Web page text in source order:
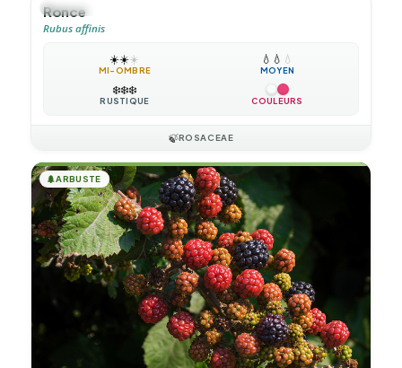
🪴VIVACE
Ronce
Rubus affinis
☀️☀️☀️
MI-OMBRE
💧 💧 💧
MOYEN
❄️❄️❄️
RUSTIQUE COULEURS
🍃ROSACEAE
🌲ARBUSTE